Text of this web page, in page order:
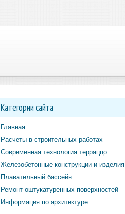
Категории сайта
Главная
Расчеты в строительных работах
Современная технология терраццо
Железобетонные конструкции и изделия
Плавательный бассейн
Ремонт оштукатуренных поверхностей
Информация по архитектуре